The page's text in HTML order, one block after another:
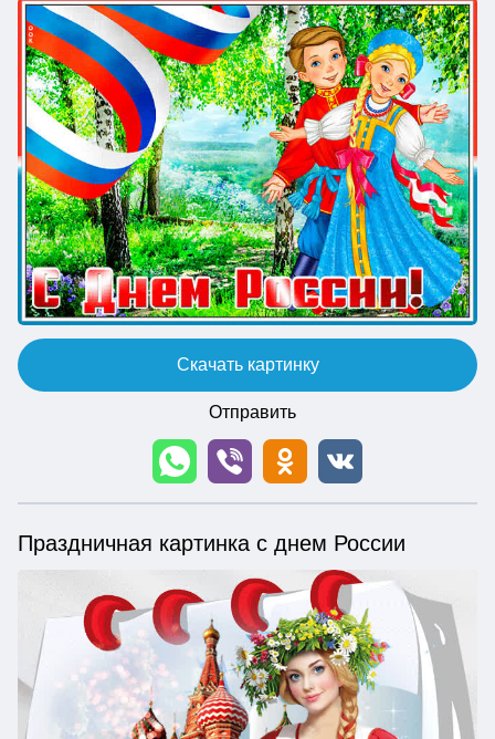
Скачать картинку
Отправить
Праздничная картинка с днем России